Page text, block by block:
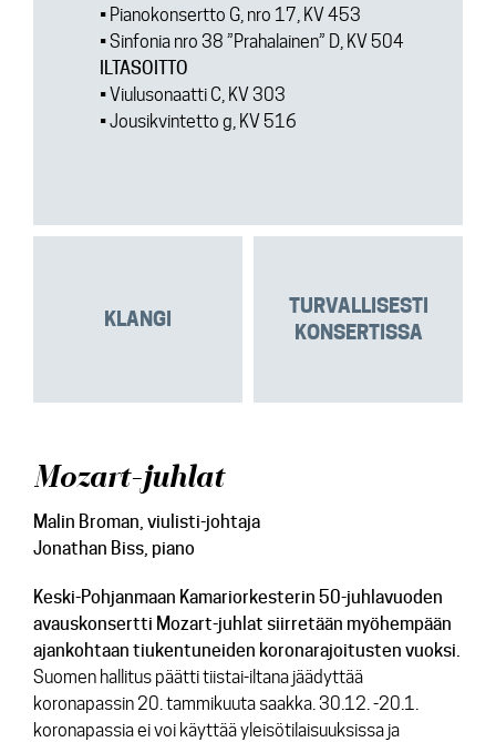
• Pianokonsertto G, nro 17, KV 453
• Sinfonia nro 38 ”Prahalainen” D, KV 504
ILTASOITTO
• Viulusonaatti C, KV 303
• Jousikvintetto g, KV 516
KLANGI
TURVALLISESTI
KONSERTISSA
Mozart-juhlat
Malin Broman, viulisti-johtaja
Jonathan Biss, piano
Keski-Pohjanmaan Kamariorkesterin 50-juhlavuoden
avauskonsertti Mozart-juhlat siirretään myöhempään
ajankohtaan tiukentuneiden koronarajoitusten vuoksi.
Suomen hallitus päätti tiistai-iltana jäädyttää
koronapassin 20. tammikuuta saakka. 30.12. -20.1.
koronapassia ei voi käyttää yleisötilaisuuksissa ja